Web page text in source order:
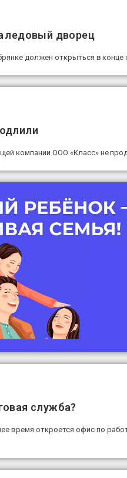
ледовый дворец
должен открыться в конце
компании ООО «Класс» не
служба?
время откроется офис по